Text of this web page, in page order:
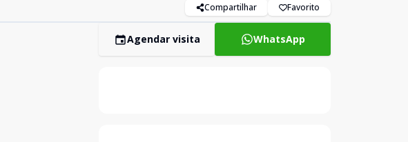
Compartilhar Favorito
Agendar visita WhatsApp